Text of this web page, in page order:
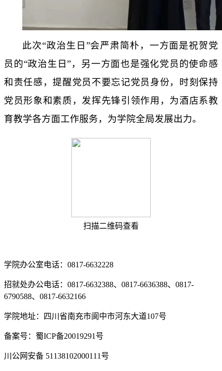
此次“政治生日”会严肃简朴，一方面是祝贺党
员的“政治生日”，另一方面也是强化党员的使命感
和责任感，提醒党员不要忘记党员身份，时刻保持
党员形象和素质，发挥先锋引领作用，为酒店系教
育教学各方面工作服务，为学院全局发展出力。
扫描二维码查看
学院办公室电话：0817-6632228
招就处办公电话：0817-6632388、0817-6636388、0817-
6790588、0817-6632166
学院地址：四川省南充市阆中市河东大道107号
备案号：蜀ICP备20019291号
川公网安备 51138102000111号